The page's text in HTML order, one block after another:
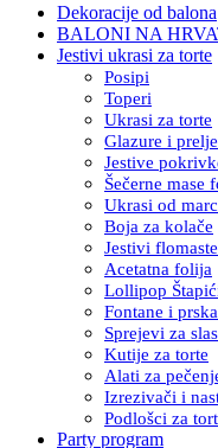
Dekoracije od balona
BALONI NA
Jestivi ukrasi za torte
Posipi
Toperi
Ukrasi za torte
Glazure i
Jestive
Šečerne mase
Ukrasi od
Boja za kolače
Jestivi
Acetatna folija
Lollipop
Fontane i
Sprejevi za
Kutije za torte
Alati za
Izrezivači i
Podlošci za
Party program